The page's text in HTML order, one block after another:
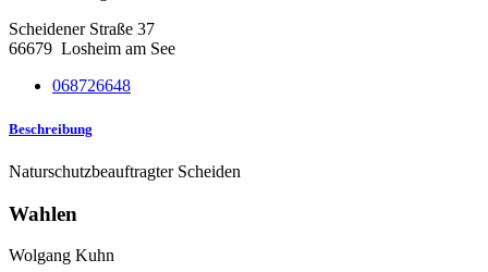
Scheidener Straße 37
66679 Losheim am See
068726648
Beschreibung
Naturschutzbeauftragter Scheiden
Wahlen
Wolgang Kuhn